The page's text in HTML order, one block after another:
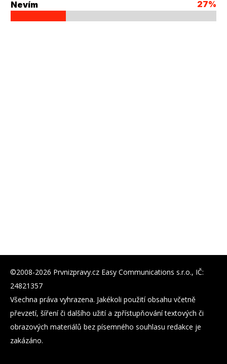
Nevím 27%
©2008-2026 Prvnizpravy.cz Easy Communications s.r.o., IČ:
24821357
Všechna práva vyhrazena. Jakékoli použití obsahu včetně
převzetí, šíření či dalšího užití a zpřístupňování textových či
obrazových materiálů bez písemného souhlasu redakce je
zakázáno.